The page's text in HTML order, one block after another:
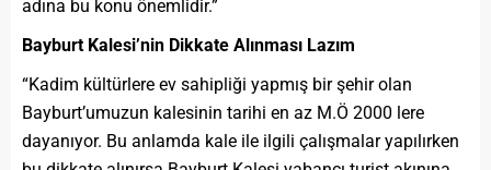
adına bu konu önemlidir.”
Bayburt Kalesi’nin Dikkate Alınması Lazım
“Kadim kültürlere ev sahipliği yapmış bir şehir olan
Bayburt’umuzun kalesinin tarihi en az M.Ö 2000 lere
dayanıyor. Bu anlamda kale ile ilgili çalışmalar yapılırken